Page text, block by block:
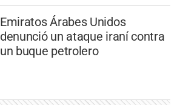
Emiratos Árabes Unidos
denunció un ataque iraní contra
un buque petrolero